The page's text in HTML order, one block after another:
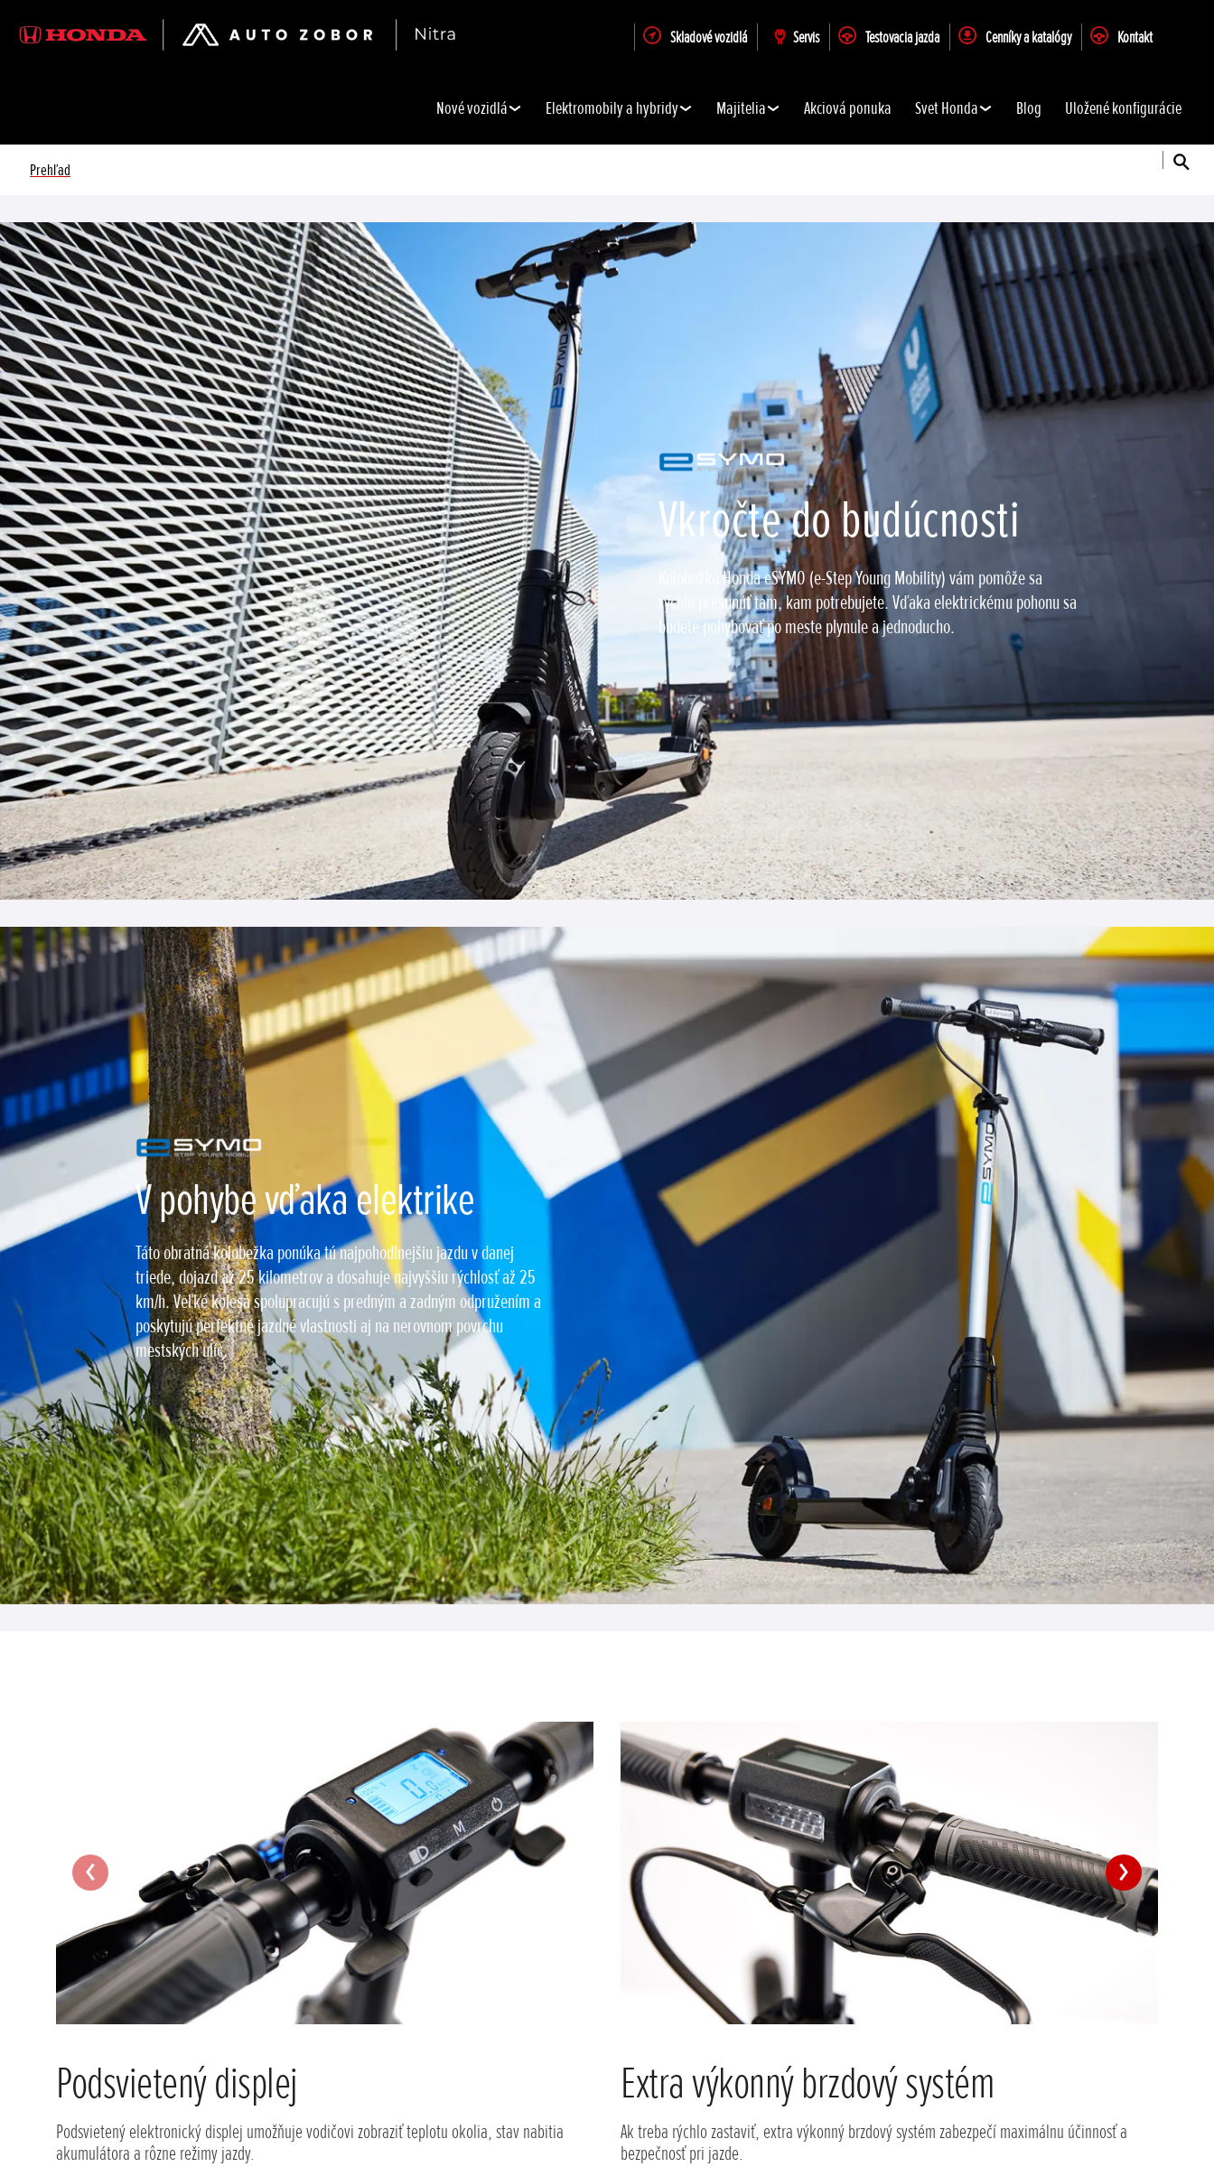
Skladové vozidlá Servis Testovacia jazda Cenníky a katalógy Kontakt
Nové vozidlá Elektromobily a hybridy Majitelia Akciová ponuka Svet Honda Blog Uložené konfigurácie
Prehľad
Vkročte do budúcnosti
Kolobežka Honda eSYMO (e-Step Young Mobility) vám pomôže sa
rýchlo presunúť tam, kam potrebujete. Vďaka elektrickému pohonu sa
budete pohybovať po meste plynule a jednoducho.
V pohybe vďaka elektrike
Táto obratná kolobežka ponúka tú najpohodlnejšiu jazdu v danej
triede, dojazd až 25 kilometrov a dosahuje najvyššiu rýchlosť až 25
km/h. Veľké kolesá spolupracujú s predným a zadným odpružením a
poskytujú perfektné jazdné vlastnosti aj na nerovnom povrchu
mestských ulíc.
Podsvietený displej
Podsvietený elektronický displej umožňuje vodičovi zobraziť teplotu okolia, stav nabitia
akumulátora a rôzne režimy jazdy.
Extra výkonný brzdový systém
Ak treba rýchlo zastaviť, extra výkonný brzdový systém zabezpečí maximálnu účinnosť a
bezpečnosť pri jazde.